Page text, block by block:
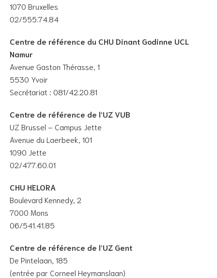
1070 Bruxelles
02/555.74.84
Centre de référence du CHU Dinant Godinne UCL
Namur
Avenue Gaston Thérasse, 1
5530 Yvoir
Secrétariat : 081/42.20.81
Centre de référence de l’UZ VUB
UZ Brussel – Campus Jette
Avenue du Laerbeek, 101
1090 Jette
02/477.60.01
CHU HELORA
Boulevard Kennedy, 2
7000 Mons
06/541.41.85
Centre de référence de l’UZ Gent
De Pintelaan, 185
(entrée par Corneel Heymanslaan)